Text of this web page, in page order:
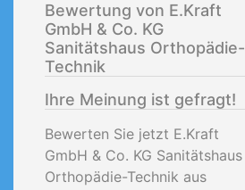
Bewertung von E.Kraft
GmbH & Co. KG
Sanitätshaus Orthopädie-
Technik
Ihre Meinung ist gefragt!
Bewerten Sie jetzt E.Kraft
GmbH & Co. KG Sanitätshaus
Orthopädie-Technik aus